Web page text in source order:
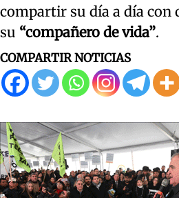
compartir su día a día con
su “compañero de vida”.
COMPARTIR NOTICIAS